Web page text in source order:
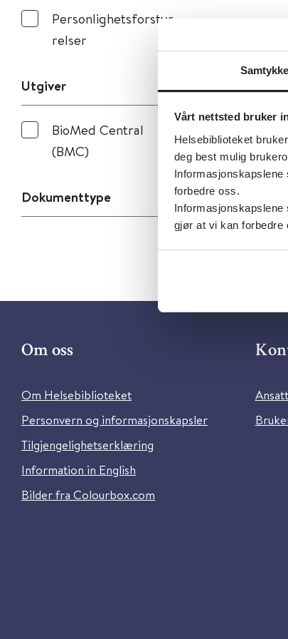
Samtykke
Vårt nettsted bruker
Helsebiblioteket
deg best mulig
forbedre oss.
gjør at vi kan forbedre
Personlighetsforstyr
relser
Utgiver
BioMed Central
(BMC)
Dokumenttype
Om oss
Om Helsebiblioteket
Personvern og informasjonskapsler
Tilgjengelighetserklæring
Information in English
Bilder fra Colourbox.com